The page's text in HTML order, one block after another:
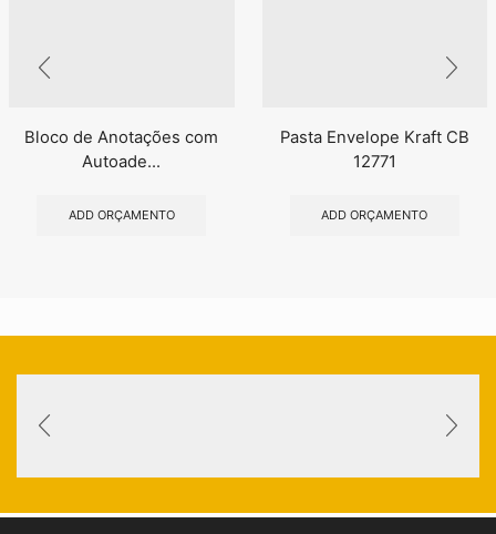
Bloco de Anotações com
Autoade...
ADD ORÇAMENTO
Pasta Envelope Kraft CB
12771
ADD ORÇAMENTO